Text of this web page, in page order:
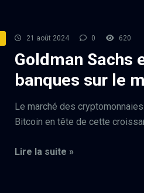
21 août 2024 0 620
Goldman Sachs
banques sur le
Le marché des
Bitcoin en tête de cette
Lire la suite »